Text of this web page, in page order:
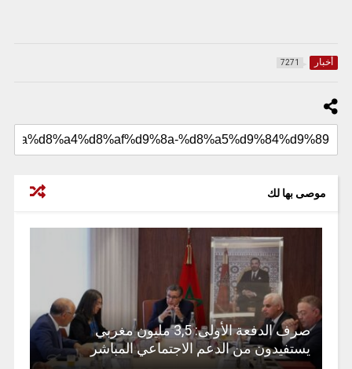
أخبار 7271
موصى بها لك
صرف الدفعة الأولى: 3,5 مليون مغربي
يستفيدون من الدعم الاجتماعي المباشر